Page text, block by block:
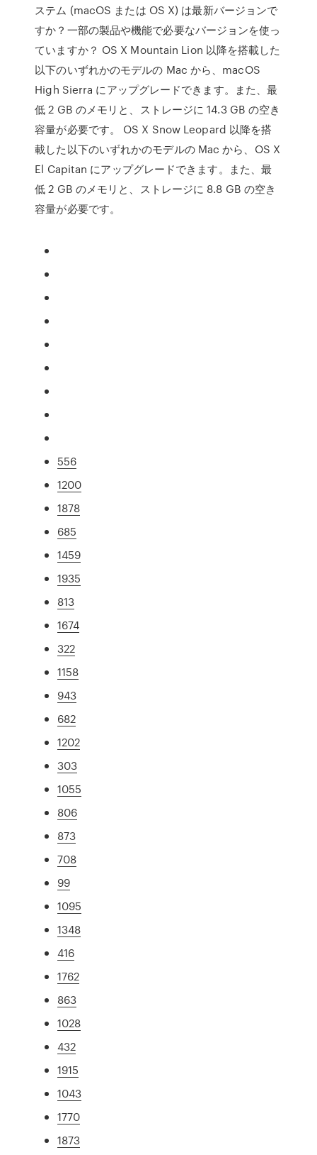
ステム (macOS または OS X) は最新バージョンで
すか？一部の製品や機能で必要なバージョンを使っ
ていますか？ OS X Mountain Lion 以降を搭載した
以下のいずれかのモデルの Mac から、macOS
High Sierra にアップグレードできます。また、最
低 2 GB のメモリと、ストレージに 14.3 GB の空き
容量が必要です。 OS X Snow Leopard 以降を搭
載した以下のいずれかのモデルの Mac から、OS X
El Capitan にアップグレードできます。また、最
低 2 GB のメモリと、ストレージに 8.8 GB の空き
容量が必要です。
556
1200
1878
685
1459
1935
813
1674
322
1158
943
682
1202
303
1055
806
873
708
99
1095
1348
416
1762
863
1028
432
1915
1043
1770
1873